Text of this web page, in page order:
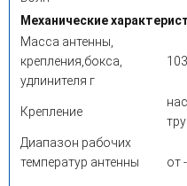
Механические
Масса антенны,
крепления,бокса,
удлинителя г
Крепление
Диапазон рабочих
температур антенны
от